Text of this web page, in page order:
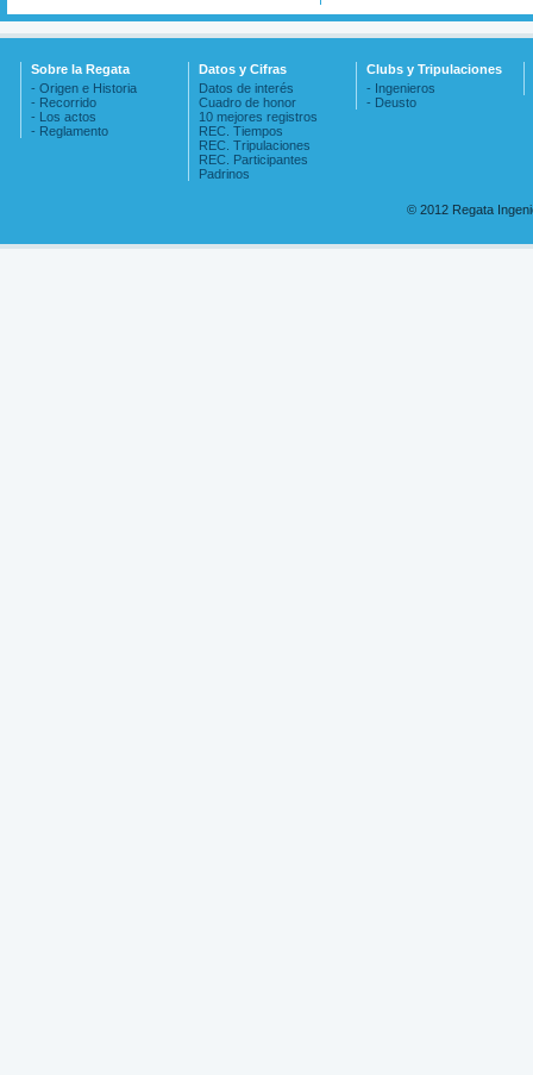
Sobre la Regata
- Origen e Historia
- Recorrido
- Los actos
- Reglamento
Datos y Cifras
Datos de interés
Cuadro de honor
10 mejores registros
REC. Tiempos
REC. Tripulaciones
REC. Participantes
Padrinos
Clubs y Tripulaciones
- Ingenieros
- Deusto
© 2012 Regata